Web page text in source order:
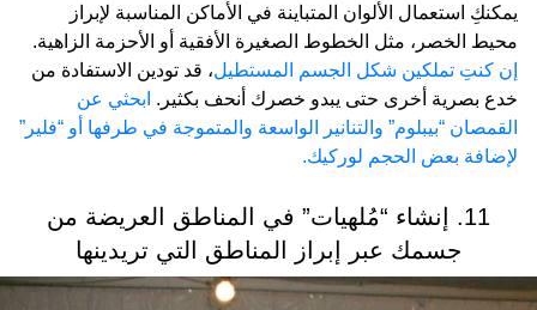
يمكنكِ استعمال الألوان المتباينة في الأماكن المناسبة لإبراز
محيط الخصر، مثل الخطوط الصغيرة الأفقية أو الأحزمة الزاهية.
إن كنتِ تملكين شكل الجسم المستطيل، قد تودين الاستفادة من
خدع بصرية أخرى حتى يبدو خصرك أنحف بكثير. ابحثي عن
القمصان “بيبلوم” والتنانير الواسعة والمتموجة في طرفها أو “فلير”
لإضافة بعض الحجم لوركيك.
11. إنشاء “مُلهيات” في المناطق العريضة من
جسمك عبر إبراز المناطق التي تريدينها